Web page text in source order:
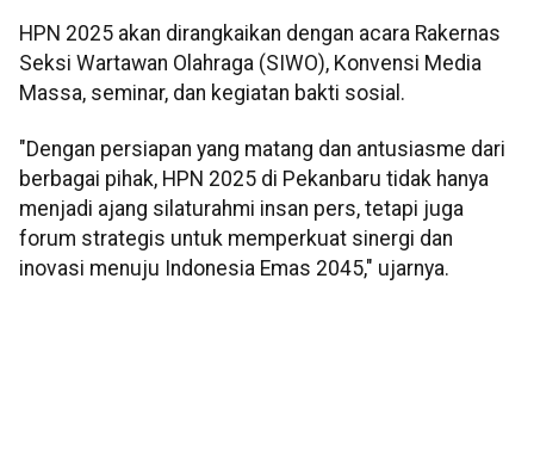
HPN 2025 akan dirangkaikan dengan acara Rakernas
Seksi Wartawan Olahraga (SIWO), Konvensi Media
Massa, seminar, dan kegiatan bakti sosial.
"Dengan persiapan yang matang dan antusiasme dari
berbagai pihak, HPN 2025 di Pekanbaru tidak hanya
menjadi ajang silaturahmi insan pers, tetapi juga
forum strategis untuk memperkuat sinergi dan
inovasi menuju Indonesia Emas 2045," ujarnya.